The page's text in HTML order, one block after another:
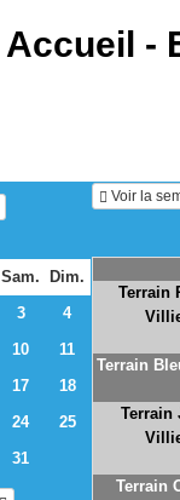
Accueil -
Sam. Dim.
3
4
10
11
17
18
24
25
31
Voir la
Terrain
Terrain
Terrain
Terrain